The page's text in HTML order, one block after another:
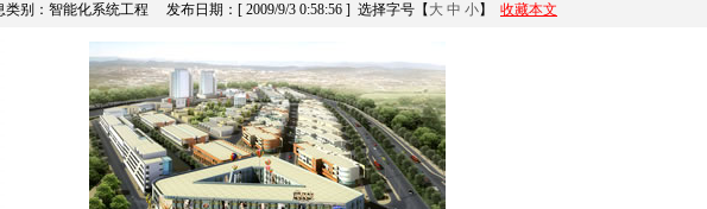
类别：智能化系统工程 发布日期：[ 2009/9/3 0:58:56 ] 选择字号【 大 中 小】 收藏本文